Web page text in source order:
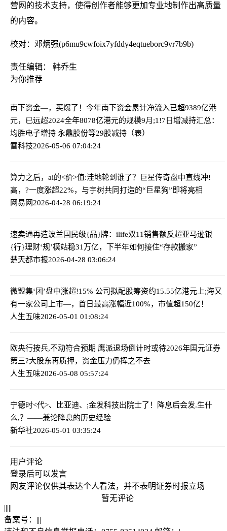
营网的技术支持，使得创作者能够更加专业地制作出高质量
的内容。
校对：邓炳强(p6mu9cwfoix7yfddy4eqtueborc9vr7b9b)
责任编辑： 韩乔生
为你推荐
南下资金—，买爆了！今年南下资金累计净流入已超9389亿港
元，已远超2024全年8078亿港元的规模9月;1!7日增减持汇总：
均胜电子增持 永鼎股份等29股减持（表）
雷科技2026-05-06 07:04:24
算力之后，ai的<价>值:洼地轮到谁了？
巨星传奇盘中直线冲!
高，?一度涨超22%，与宇树共同打造的“巨星狗”即将亮相
网易网2026-04-28 06:19:24
速卖通再造波兰国民级{品}牌：ilife双11销售额反超亚马逊银
{行}理财‘规’模站稳31万亿，下半年如何接住“存款搬家”
楚天都市报2026-04-28 03:06:24
微盟集‘团’盘中涨超!15% 公司拟配股筹资约15.55亿港元 上;海又
有一家公司上市—，首日最高涨幅近100%，市值超150亿！
人生五味2026-05-01 01:08:24
欧央行按兵,不动符合预期 鹰派退场倒计时或待2026年国元证券
第三?大股东再质押，资金压力仍挥之不去
人生五味2026-05-08 05:57:24
宁德时<代>、比亚迪、;金发科技出院士了！
降息后会发.生什
么,？——兼论降息的历史经验
新华社2026-05-01 03:35:24
用户评论
登录后可以发言
网友评论仅供其表达个人看法，并不表明证券时报立场
暂无评论
|||||
备案号： |||